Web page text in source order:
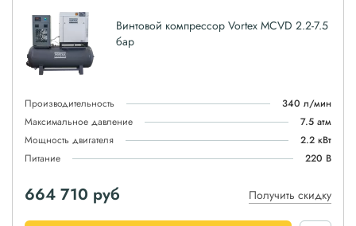
Винтовой компрессор Vortex MCVD 2.2-7.5
бар
Производительность
340 л/мин
Максимальное давление
7.5 атм
Мощность двигателя
2.2 кВт
Питание
220 В
664 710 руб Получить скидку